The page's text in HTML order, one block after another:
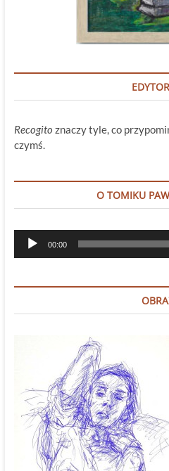
Recogito znaczy tyle, co
czymś.
O TOMIKU
Odtwarzacz
plików
00:00